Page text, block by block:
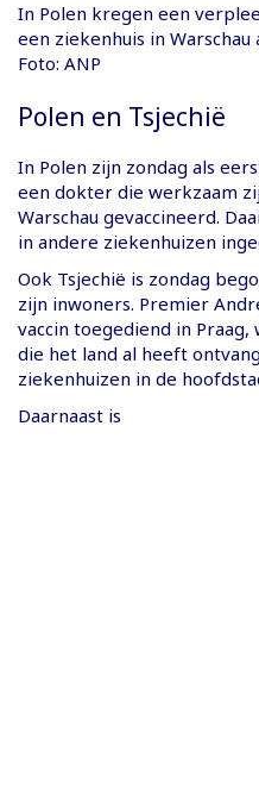
In Polen kregen een
een ziekenhuis in Warschau
Foto: ANP
Polen en Tsjechië
In Polen zijn zondag als
een dokter die werkzaam
Warschau gevaccineerd.
in andere ziekenhuizen
Ook Tsjechië is zondag
zijn inwoners. Premier
vaccin toegediend in Praag,
die het land al heeft
ziekenhuizen in de
Daarnaast is